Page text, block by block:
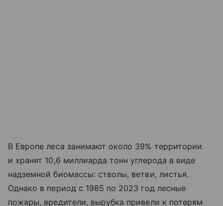
В Европе леса занимают около 39% территории
и хранят 10,6 миллиарда тонн углерода в виде
надземной биомассы: стволы, ветви, листья.
Однако в период с 1985 по 2023 год лесные
пожары, вредители, вырубка привели к потерям